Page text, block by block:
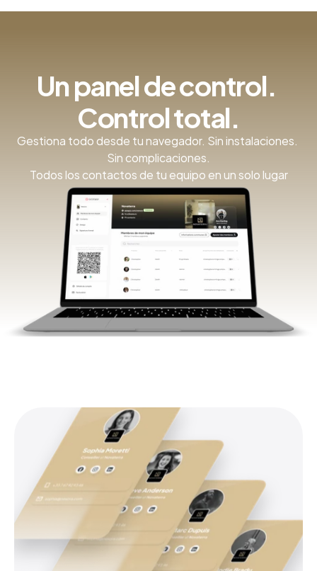
Un panel de control.
Control total.
Gestiona todo desde tu navegador. Sin instalaciones.
Sin complicaciones.
Todos los contactos de tu equipo en un solo lugar